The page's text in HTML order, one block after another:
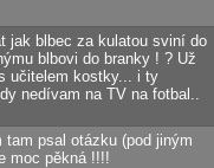
jak blbec za kulatou sviní do
blbovi do branky ! ? Už
učitelem kostky... i ty
nedívam na TV na fotbal..
psal otázku (pod jiným
moc pěkná !!!!